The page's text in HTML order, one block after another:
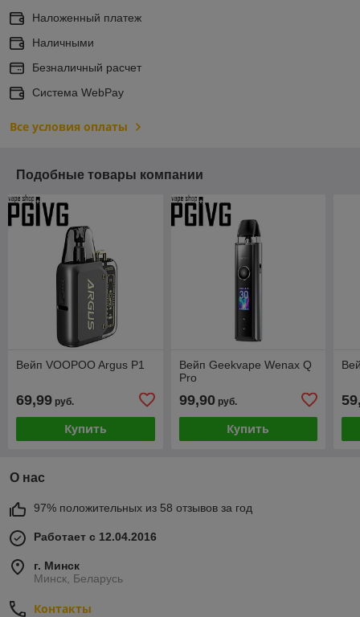
Наложенный платеж
Наличными
Безналичный расчет
Система WebPay
Все условия оплаты
Подобные товары компании
Вейп VOOPOO Argus P1
69,99 руб.
Купить
Вейп Geekvape Wenax Q
Pro
99,90руб.
Купить
О нас
97% положительных из 58 отзывов за год
Работает с 12.04.2016
г. Минск
Минск, Беларусь
Контакты